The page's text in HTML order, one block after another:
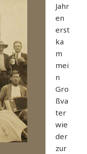
Jahr
en
erst
ka
m
mei
n
Gro
ßva
ter
wie
der
zur